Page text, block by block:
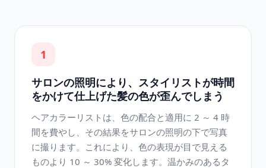
1
サロンの照明により、スタイリストが時間
をかけて仕上げた髪の色が歪んでしまう
ヘアカラーリストは、色の配合と適用に 2 ～ 4 時
間を費やし、その結果をサロンの照明の下で写真
に撮ります。これにより、色の表現が目で見える
ものより 10 ～ 30% 変化します。温かみのあるタ